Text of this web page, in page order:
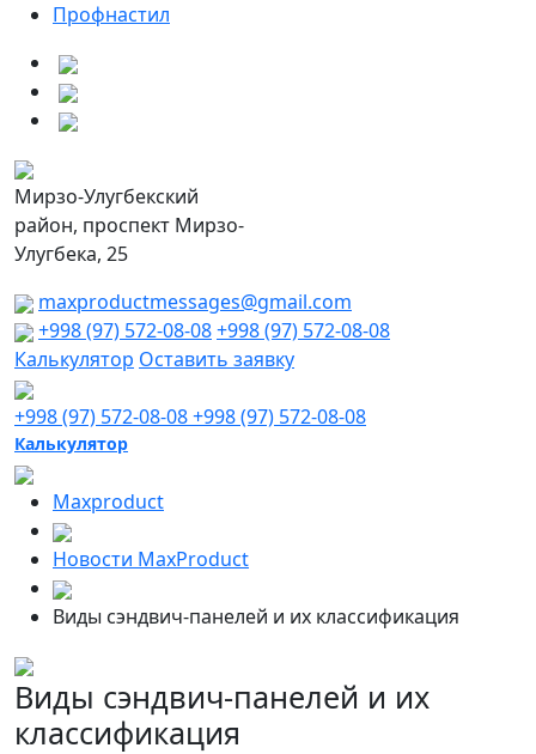
Профнастил
Мирзо-Улугбекский
район, проспект Мирзо-
Улугбека, 25
maxproductmessages@gmail.com
+998 (97) 572-08-08+998 (97) 572-08-08
Калькулятор Оставить заявку
+998 (97) 572-08-08+998 (97) 572-08-08
Калькулятор
Maxproduct
Новости MaxProduct
Виды сэндвич-панелей и их классификация
Виды сэндвич-панелей и их
классификация